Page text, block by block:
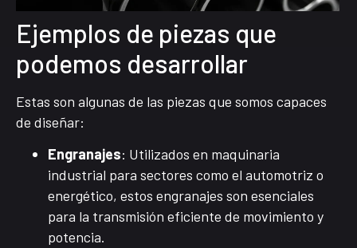
Ejemplos de piezas que
podemos desarrollar
Estas son algunas de las piezas que somos capaces
de diseñar:
Engranajes: Utilizados en maquinaria
industrial para sectores como el automotriz o
energético, estos engranajes son esenciales
para la transmisión eficiente de movimiento y
potencia.